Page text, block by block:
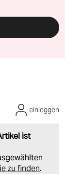
ist
zu finden.
einloggen